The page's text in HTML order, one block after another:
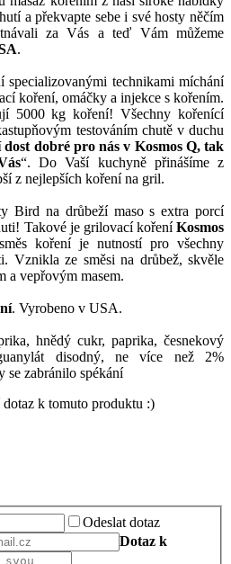
a překvapte sebe i své hosty něčím
za Vás a teď Vám můžeme
.
specializovanými technikami míchání
koření, omáčky a injekce s kořením.
5000 kg koření! Všechny kořenící
testováním chutě v duchu
dobré pro nás v Kosmos Q, tak
“. Do Vaší kuchyně přinášíme z
z nejlepších koření na gril.
Bird na drůbeží maso s extra porcí
Takové je grilovací kořeníKosmos
koření je nutností pro všechny
Vznikla ze směsi na drůbež, skvěle
a vepřovým masem.
. Vyrobeno v USA.
hnědý cukr, paprika, česnekový
disodný, ne více než 2%
se zabránilo spékání
k tomuto produktu :)
Odeslat dotaz
Dotaz k